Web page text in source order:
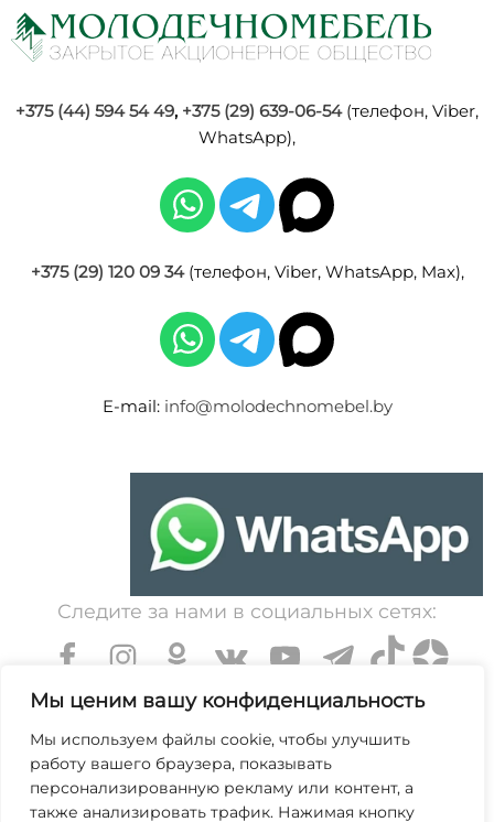
Мы ценим вашу конфиденциальность
Мы используем файлы cookie, чтобы улучшить
работу вашего браузера, показывать
персонализированную рекламу или контент, а
также анализировать трафик. Нажимая кнопку
+375 (44) 594 54 49, +375 (29) 639-06-54(телефон, Viber,
WhatsApp),
+375 (29) 120 09 34(телефон, Viber, WhatsApp, Max),
E-mail: info@molodechnomebel.by
Следите за нами в социальных сетях:
УНП 600203065. Свидетельство о государственной
регистрации № 364 от 7 декабря 1999 выдано